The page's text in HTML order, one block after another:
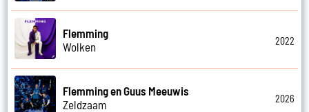
Flemming
Wolken
2022
Flemming en Guus Meeuwis
Zeldzaam
2026